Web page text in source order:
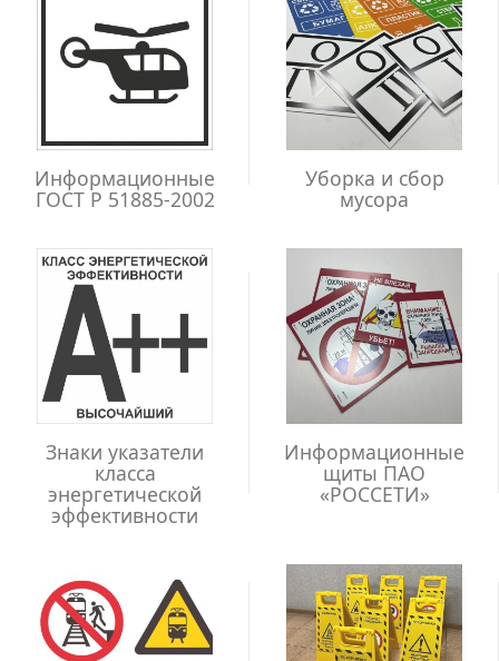
Информационные
ГОСТ Р 51885-2002
Уборка и сбор
мусора
Знаки указатели
класса
энергетической
эффективности
Информационные
щиты ПАО
«РОССЕТИ»